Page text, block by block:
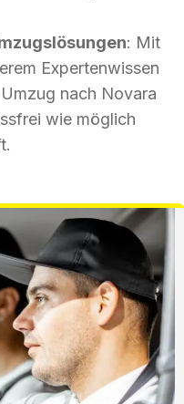
: Mit
Expertenwissen
nach Novara
wie möglich